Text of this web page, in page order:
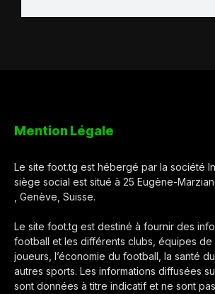
Mention Légale
Le site foot.tg est hébergé par la société
siège social est situé à 25 Eugène-
, Genève, Suisse.
Le site foot.tg est destiné à fournir des
football et les différents clubs, équipes de
joueurs, l’économie du football, la santé
autres sports. Les informations diffusées
sont données à titre indicatif et ne sont